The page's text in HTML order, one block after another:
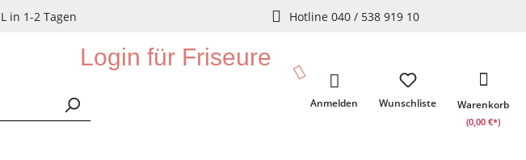
in 1-2 Tagen Hotline 040 / 538 919 10
Login für Friseure
Wunschliste
Anmelden Warenkorb
(0,00 €*)